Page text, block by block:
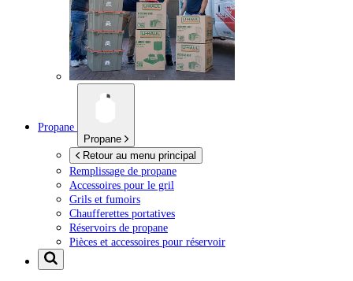
Propane
Propane
Retour au menu principal
Remplissage de propane
Accessoires pour le gril
Grils et fumoirs
Chaufferettes portatives
Réservoirs de propane
Pièces et accessoires pour réservoir